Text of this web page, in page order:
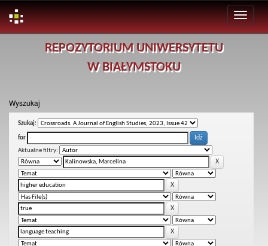
REPOZYTORIUM UNIWERSYTETU
W BIAŁYMSTOKU
Wyszukaj
Szukaj:
for
Aktualne filtry: